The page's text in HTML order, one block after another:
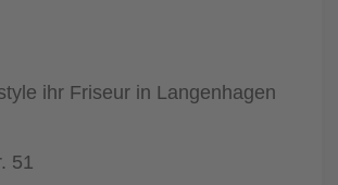
ihr Friseur in Langenhagen
51